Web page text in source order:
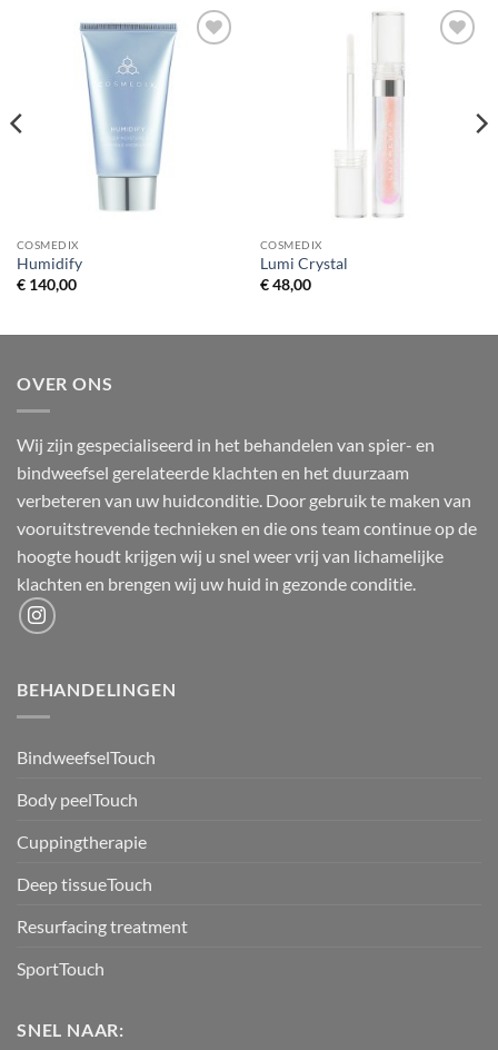
Toevoegen
verlanglijst
COSMEDIX
Humidify
€140,00
COSMEDIX
Lumi Crystal
€48,00
OVER ONS
Wij zijn gespecialiseerd in het behandelen van spier- en
bindweefsel gerelateerde klachten en het duurzaam
verbeteren van uw huidconditie. Door gebruik te maken van
vooruitstrevende technieken en die ons team continue op de
hoogte houdt krijgen wij u snel weer vrij van lichamelijke
klachten en brengen wij uw huid in gezonde conditie.
BEHANDELINGEN
BindweefselTouch
Body peelTouch
Cuppingtherapie
Deep tissueTouch
Resurfacing treatment
SportTouch
SNEL NAAR: